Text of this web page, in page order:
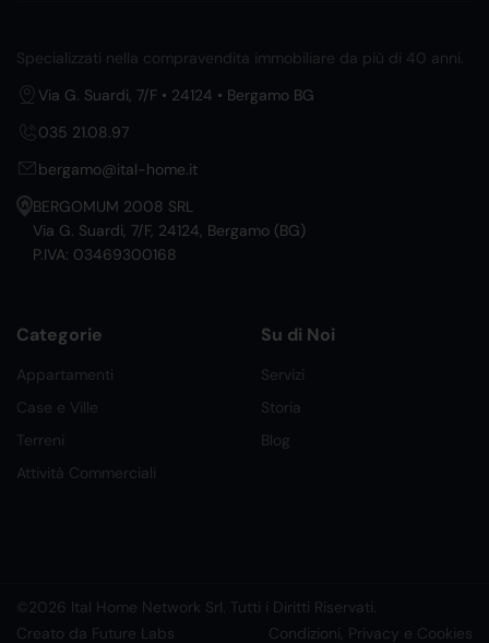
Specializzati nella compravendita immobiliare da più di 40 anni.
Via G. Suardi, 7/F • 24124 • Bergamo BG
035 21.08.97
bergamo@ital-home.it
BERGOMUM 2008 SRL
Via G. Suardi, 7/F, 24124, Bergamo (BG)
P.IVA: 03469300168
Categorie
Appartamenti
Case e Ville
Terreni
Attività Commerciali
Su di Noi
Servizi
Storia
Blog
©2026 Ital Home Network Srl. Tutti i Diritti Riservati.
Creato da Future Labs
Condizioni, Privacy e Cookies